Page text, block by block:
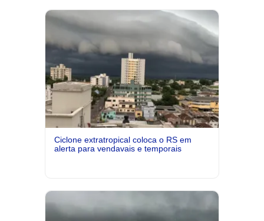
Ciclone extratropical coloca o RS em
alerta para vendavais e temporais